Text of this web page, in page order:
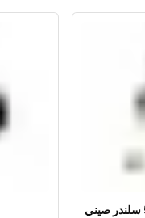
طرمبة بنزين باسات 5 سلندر صيني